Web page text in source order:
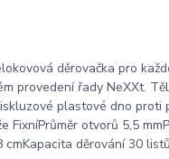
děrovačka pro
provedení řady NeXXt.
plastové dno proti
FixníPrůměr otvorů 5,5
děrování 30 listů